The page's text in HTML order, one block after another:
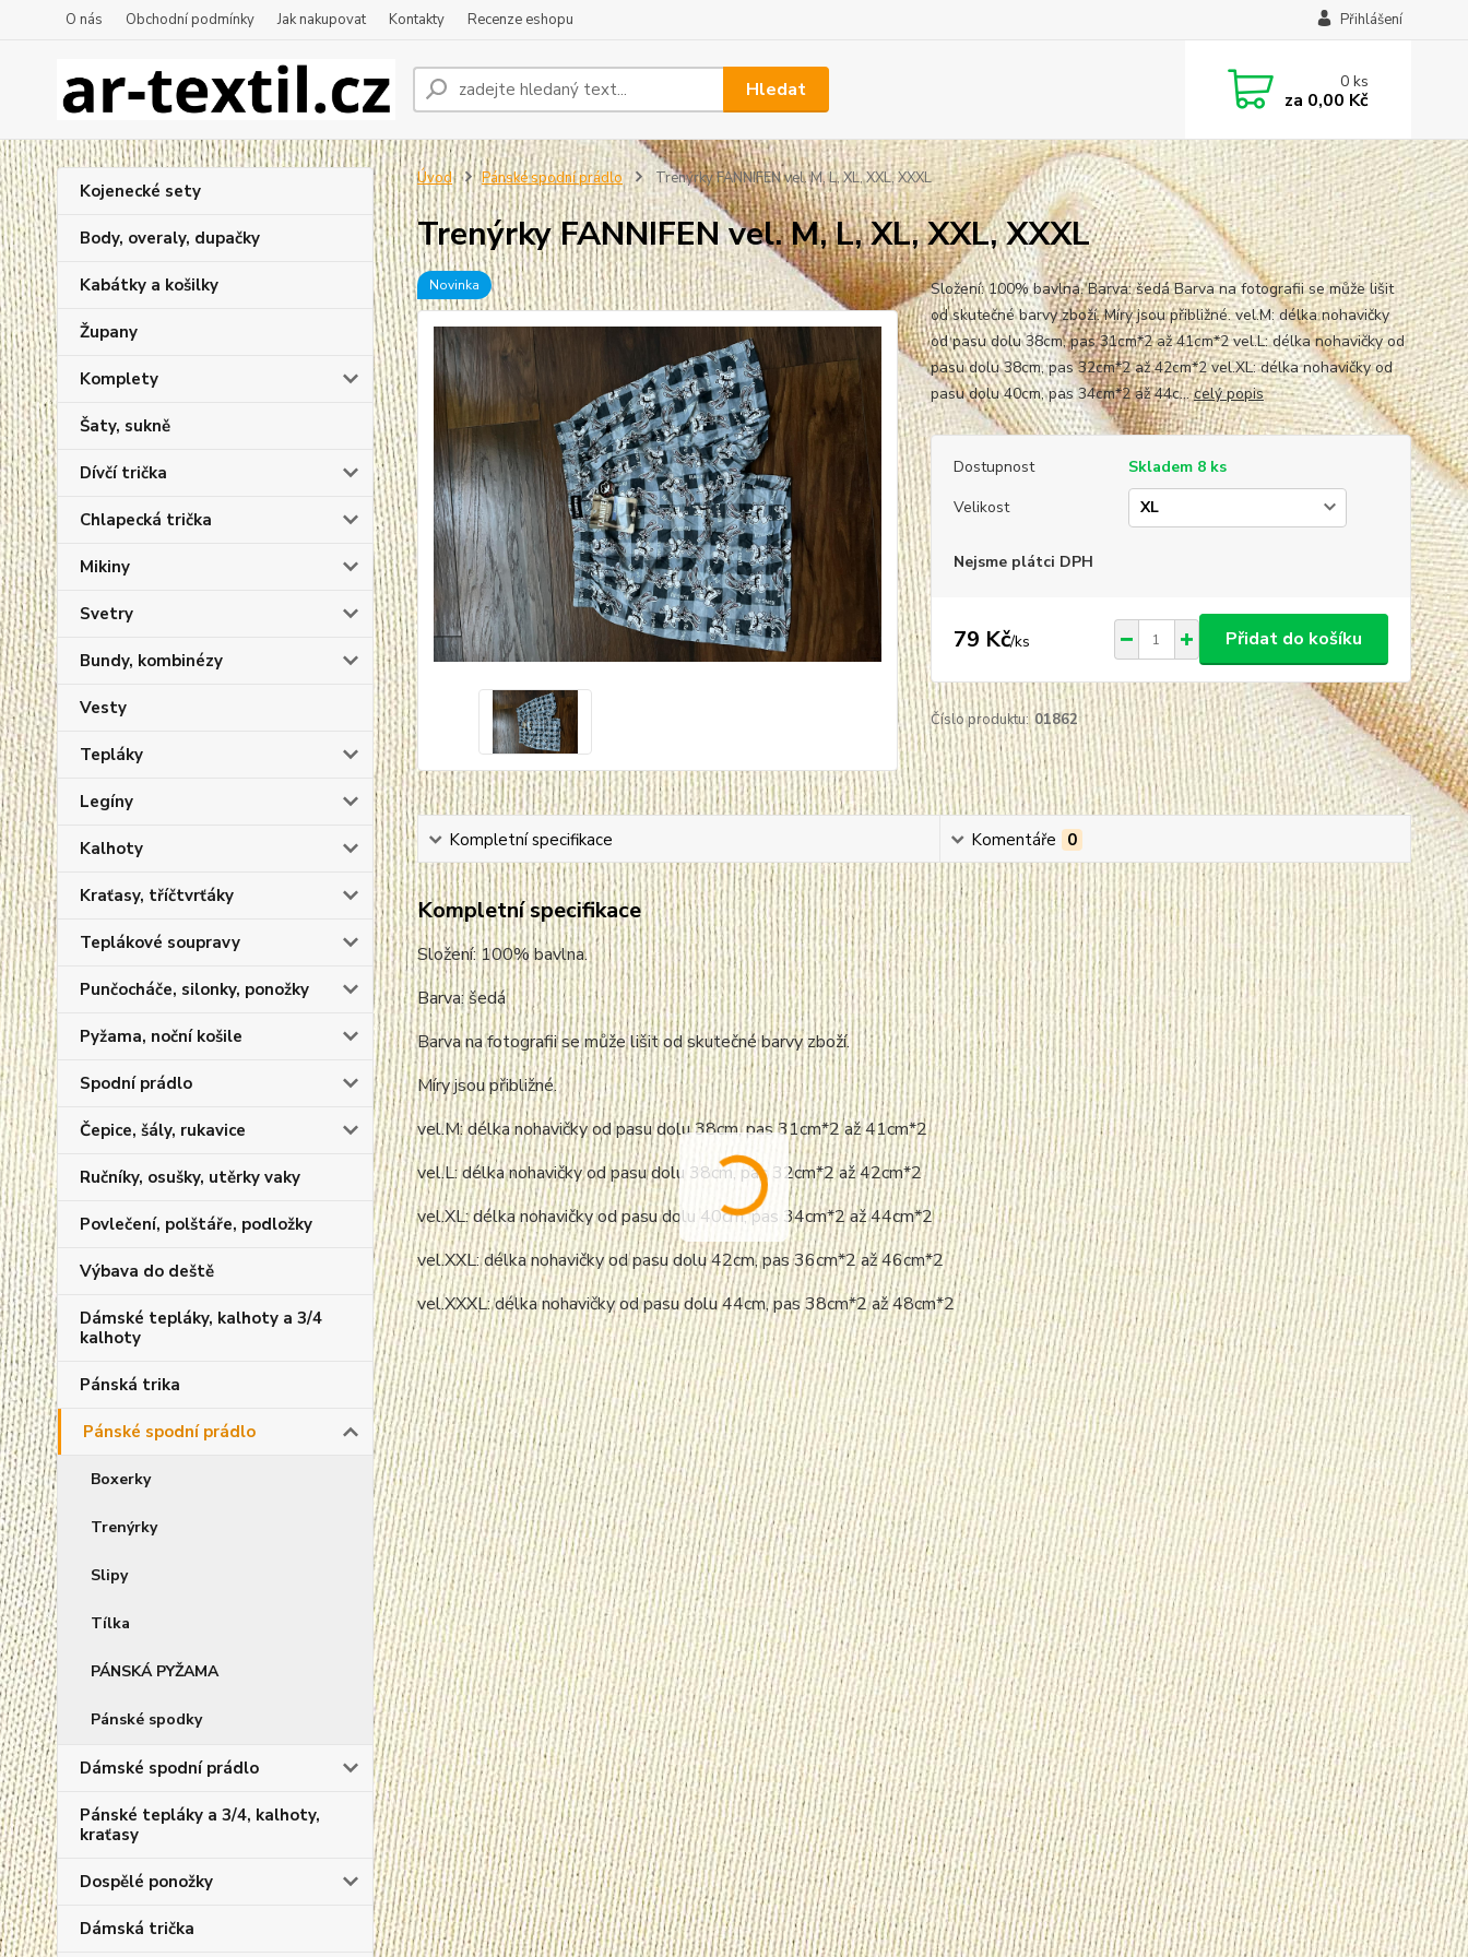
O nás Obchodní podmínky Jak nakupovat Kontakty Recenze eshopu Přihlášení
Hledat 0ks
za 0,00 Kč
Kojenecké sety
Body, overaly, dupačky
Kabátky a košilky
Župany
Komplety
Šaty, sukně
Dívčí trička
Chlapecká trička
Mikiny
Svetry
Bundy, kombinézy
Vesty
Tepláky
Legíny
Kalhoty
Kraťasy, tříčtvrťáky
Teplákové soupravy
Punčocháče, silonky, ponožky
Pyžama, noční košile
Spodní prádlo
Čepice, šály, rukavice
Ručníky, osušky, utěrky vaky
Povlečení, polštáře, podložky
Výbava do deště
Dámské tepláky, kalhoty a 3/4
kalhoty
Pánská trika
Pánské spodní prádlo
Boxerky
Trenýrky
Slipy
Tílka
PÁNSKÁ PYŽAMA
Pánské spodky
Dámské spodní prádlo
Pánské tepláky a 3/4, kalhoty,
kraťasy
Dospělé ponožky
Dámská trička
Úvod Pánské spodní prádlo Trenýrky FANNIFEN vel. M, L, XL, XXL, XXXL
Trenýrky FANNIFEN vel. M, L, XL, XXL, XXXL
Novinka
Složení: 100% bavlna. Barva: šedá Barva na fotografii se může lišit
od skutečné barvy zboží. Míry jsou přibližné. vel.M: délka nohavičky
od pasu dolu 38cm, pas 31cm*2 až 41cm*2 vel.L: délka nohavičky od
pasu dolu 38cm, pas 32cm*2 až 42cm*2 vel.XL: délka nohavičky od
pasu dolu 40cm, pas 34cm*2 až 44c...celý popis
Dostupnost
Skladem 8 ks
Velikost
Nejsme plátci DPH
79 Kč/ks Přidat do košíku
Číslo produktu: 01862
Kompletní specifikace Komentáře 0
Kompletní specifikace
Složení: 100% bavlna.
Barva: šedá
Barva na fotografii se může lišit od skutečné barvy zboží.
Míry jsou přibližné.
vel.M: délka nohavičky od pasu dolu 38cm, pas 31cm*2 až 41cm*2
vel.L: délka nohavičky od pasu dolu 38cm, pas 32cm*2 až 42cm*2
vel.XL: délka nohavičky od pasu dolu 40cm, pas 34cm*2 až 44cm*2
vel.XXL: délka nohavičky od pasu dolu 42cm, pas 36cm*2 až 46cm*2
vel.XXXL: délka nohavičky od pasu dolu 44cm, pas 38cm*2 až 48cm*2